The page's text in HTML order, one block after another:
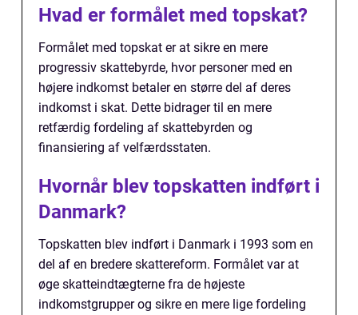
Hvad er formålet med topskat?
Formålet med topskat er at sikre en mere
progressiv skattebyrde, hvor personer med en
højere indkomst betaler en større del af deres
indkomst i skat. Dette bidrager til en mere
retfærdig fordeling af skattebyrden og
finansiering af velfærdsstaten.
Hvornår blev topskatten indført i
Danmark?
Topskatten blev indført i Danmark i 1993 som en
del af en bredere skattereform. Formålet var at
øge skatteindtægterne fra de højeste
indkomstgrupper og sikre en mere lige fordeling